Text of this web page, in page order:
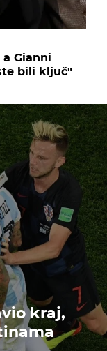
Gianni
bili ključ"
kraj,